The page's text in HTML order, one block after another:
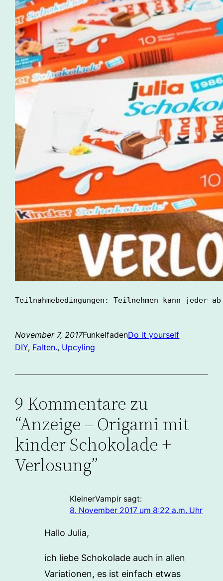
Teilnahmebedingungen: Teilnehmen kann
November 7, 2017FunkelfadenDo it yourself
DIY, Falten., Upcyling
9 Kommentare zu
“Anzeige – Origami mit
kinder Schokolade +
Verlosung”
KleinerVampir sagt:
8. November 2017 um 8:22 a.m. Uhr
Hallo Julia,
ich liebe Schokolade auch in allen
Variationen, es ist einfach etwas